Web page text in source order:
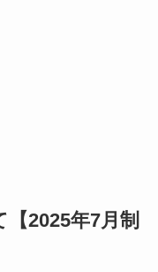
【2025年7月制